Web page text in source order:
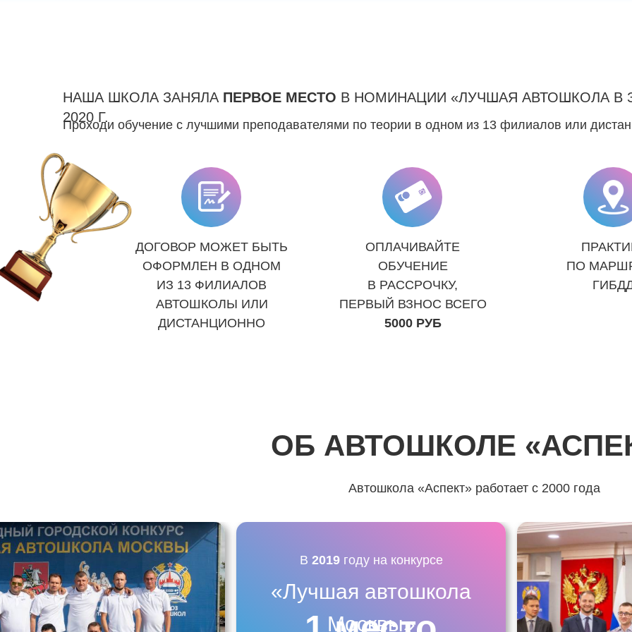
Проходи обучение с лучшими преподавателями по теории в одном из 13 филиалов или
ДОГОВОР МОЖЕТ БЫТЬ
ОФОРМЛЕН В ОДНОМ
ИЗ 13 ФИЛИАЛОВ
АВТОШКОЛЫ ИЛИ
ДИСТАНЦИОННО
ПО
ОПЛАЧИВАЙТЕ
ОБУЧЕНИЕ
В РАССРОЧКУ,
ПЕРВЫЙ ВЗНОС ВСЕГО
5000 РУБ
НАША ШКОЛА ЗАНЯЛА ПЕРВОЕ МЕСТО В НОМИНАЦИИ «ЛУЧШАЯ АВТОШКОЛА В
2020 Г.
ОБ АВТОШКОЛЕ
Автошкола «Аспект» работает с 2000 года
В 2019году на конкурсе
«Лучшая автошкола
Москвы»